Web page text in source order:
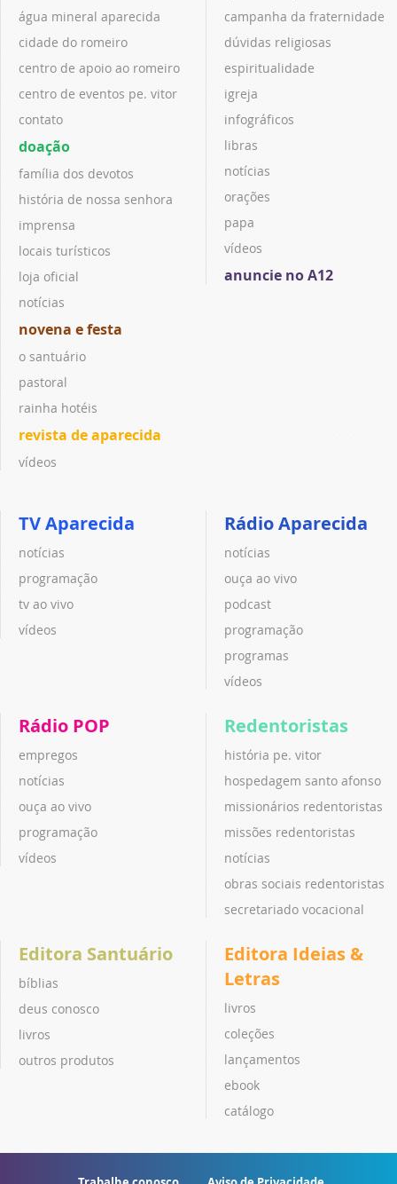
água mineral aparecida
cidade do romeiro
centro de apoio ao romeiro
centro de eventos pe. vitor
contato
doação
família dos devotos
história de nossa senhora
imprensa
locais turísticos
loja oficial
notícias
novena e festa
o santuário
pastoral
rainha hotéis
revista de aparecida
vídeos
campanha da fraternidade
dúvidas religiosas
espiritualidade
igreja
infográficos
libras
notícias
orações
papa
vídeos
anuncie no A12
TV Aparecida
notícias
programação
tv ao vivo
vídeos
Rádio Aparecida
notícias
ouça ao vivo
podcast
programação
programas
vídeos
Rádio POP
empregos
notícias
ouça ao vivo
programação
vídeos
Redentoristas
história pe. vitor
hospedagem santo afonso
missionários redentoristas
missões redentoristas
notícias
obras sociais redentoristas
secretariado vocacional
Editora Santuário
bíblias
deus conosco
livros
outros produtos
Editora Ideias &
Letras
livros
coleções
lançamentos
ebook
catálogo